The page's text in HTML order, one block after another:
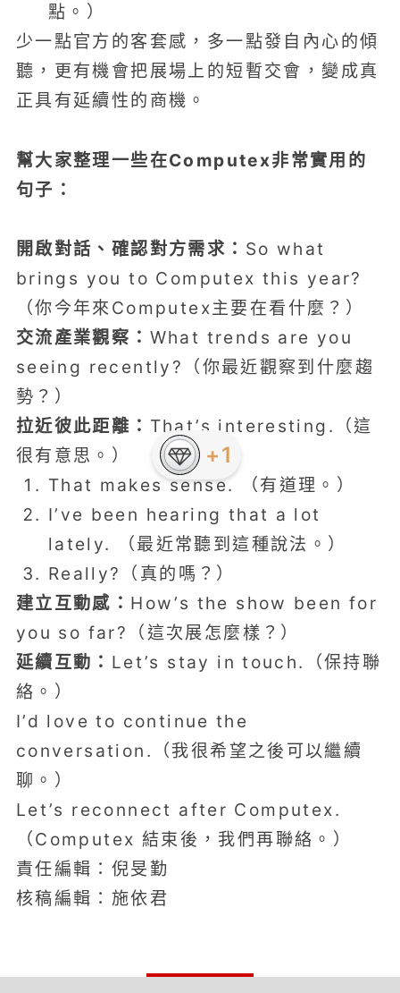
點。）
少一點官方的客套感，多一點發自內心的傾
聽，更有機會把展場上的短暫交會，變成真
正具有延續性的商機。
幫大家整理一些在Computex非常實用的
句子：
開啟對話、確認對方需求： So what
brings you to Computex this year?
（你今年來Computex主要在看什麼？）
交流產業觀察： What trends are you
seeing recently?（你最近觀察到什麼趨
勢？）
拉近彼此距離： That’s interesting.（這
很有意思。）
That makes sense. （有道理。）
I’ve been hearing that a lot
lately. （最近常聽到這種說法。）
Really?（真的嗎？）
建立互動感： How’s the show been for
you so far?（這次展怎麼樣？）
延續互動： Let’s stay in touch.（保持聯
絡。）
I’d love to continue the
conversation.（我很希望之後可以繼續
聊。）
Let’s reconnect after Computex.
（Computex 結束後，我們再聯絡。）
責任編輯：倪旻勤
核稿編輯：施依君
+1